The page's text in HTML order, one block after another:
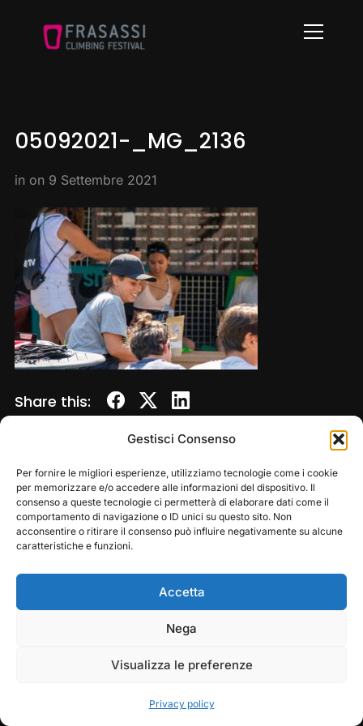
Gestisci Consenso
Per fornire le migliori esperienze, utilizziamo tecnologie come i cookie
per memorizzare e/o accedere alle informazioni del dispositivo. Il
consenso a queste tecnologie ci permetterà di elaborare dati come il
comportamento di navigazione o ID unici su questo sito. Non
acconsentire o ritirare il consenso può influire negativamente su alcune
caratteristiche e funzioni.
Accetta
Nega
Visualizza le preferenze
Privacy policy
Info
05092021-_MG_2136
in on 9 Settembre 2021
Share this:
Copyright © 2026 — Frasassi Climbing Festival. All
Rights Reserved